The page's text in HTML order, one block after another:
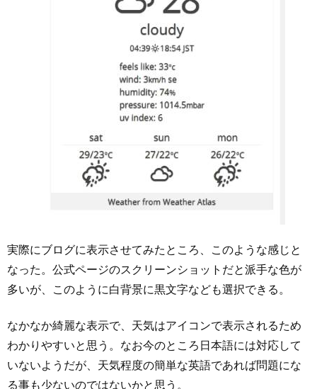
実際にブログに表示させてみたところ、このような感じと
なった。公式ページのスクリーンショットだと派手な色が
多いが、このように白背景に黒文字なども選択できる。
なかなか綺麗な表示で、天気はアイコンで表示されるため
わかりやすいと思う。なお今のところ日本語には対応して
いないようだが、天気程度の簡単な英語であれば問題にな
る事も少ないのではないかと思う。